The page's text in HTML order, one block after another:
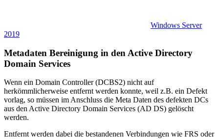
Windows Server
2019
Metadaten Bereinigung in den Active Directory
Domain Services
Wenn ein Domain Controller (DCBS2) nicht auf
herkömmlicherweise entfernt werden konnte, weil z.B. ein Defekt
vorlag, so müssen im Anschluss die Meta Daten des defekten DCs
aus den Active Directory Domain Services (AD DS) gelöscht
werden.
Entfernt werden dabei die bestandenen Verbindungen wie FRS oder